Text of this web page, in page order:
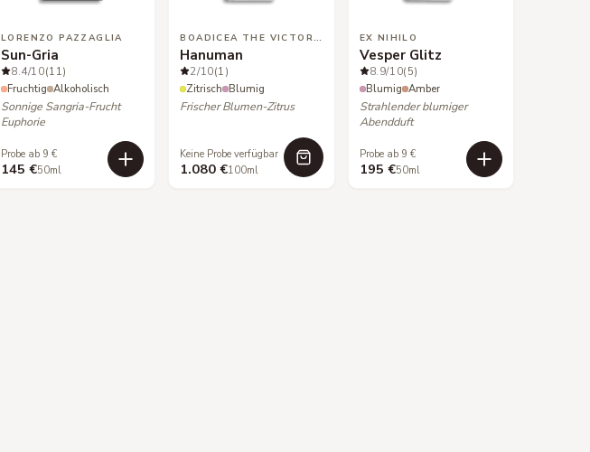
LORENZO PAZZAGLIA
Sun-Gria
8.4/10(11)
Fruchtig Alkoholisch
Sonnige Sangria-Frucht
Euphorie
Probe ab 9 €
145 €50ml
BOADICEA THE VICTORIOUS
Hanuman
2/10(1)
Zitrisch Blumig
Frischer Blumen-Zitrus
Keine Probe verfügbar
1.080 €100ml
EX NIHILO
Vesper Glitz
8.9/10(5)
Blumig Amber
Strahlender blumiger
Abendduft
Probe ab 9 €
195 €50ml